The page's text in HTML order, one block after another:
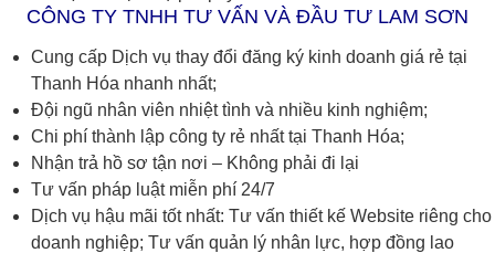
CÔNG TY TNHH TƯ VẤN VÀ ĐẦU TƯ LAM SƠN
Cung cấp Dịch vụ thay đổi đăng ký kinh doanh giá rẻ tại
Thanh Hóa nhanh nhất;
Đội ngũ nhân viên nhiệt tình và nhiều kinh nghiệm;
Chi phí thành lập công ty rẻ nhất tại Thanh Hóa;
Nhận trả hồ sơ tận nơi – Không phải đi lại
Tư vấn pháp luật miễn phí 24/7
Dịch vụ hậu mãi tốt nhất: Tư vấn thiết kế Website riêng cho
doanh nghiệp; Tư vấn quản lý nhân lực, hợp đồng lao